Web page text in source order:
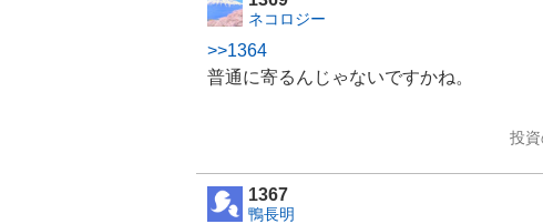
ネコロジー
>>1364
普通に寄るんじゃないですかね。
投
1367
鴨長明